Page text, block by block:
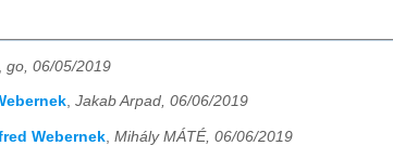
go, 06/05/2019
, Jakab Arpad, 06/06/2019
Webernek Mihály MÁTÉ, 06/06/2019